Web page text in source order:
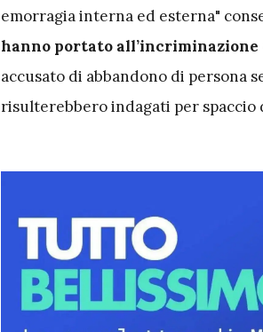
emorragia interna ed esterna"
hanno portato all’incriminazione
accusato di abbandono di persona
risulterebbero indagati per spaccio